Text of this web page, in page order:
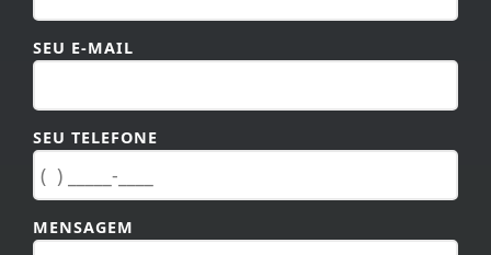
SEU E-MAIL
SEU TELEFONE
MENSAGEM